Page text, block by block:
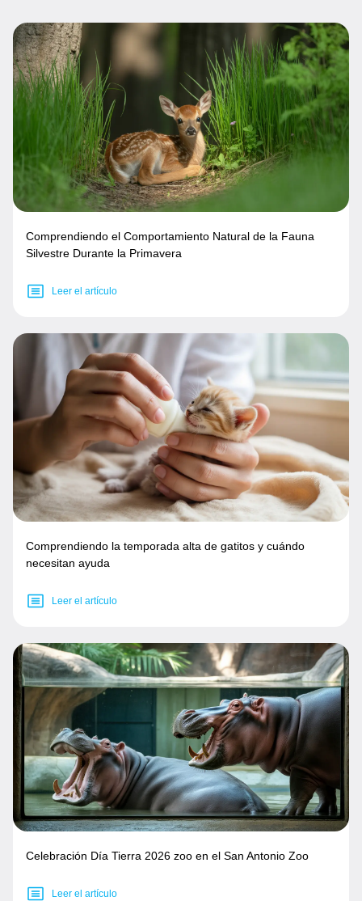
Comprendiendo el Comportamiento Natural de la Fauna
Silvestre Durante la Primavera
Leer el artículo
Comprendiendo la temporada alta de gatitos y cuándo
necesitan ayuda
Leer el artículo
Celebración Día Tierra 2026 zoo en el San Antonio Zoo
Leer el artículo